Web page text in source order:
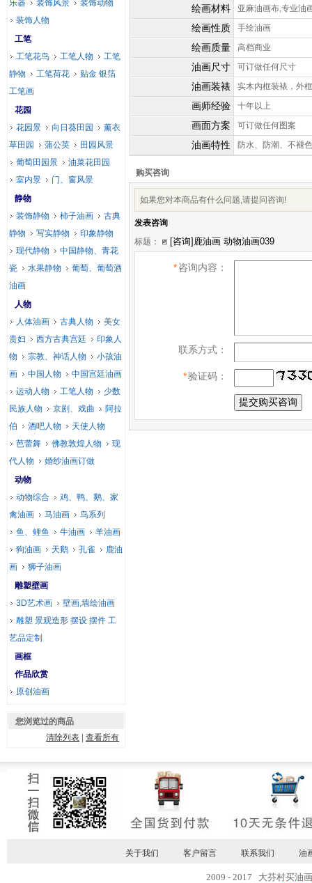
绘画材料 亚麻油画布,专业油
绘画性质 手绘油画
绘画质量 高档商业
油画尺寸 可订做任何尺寸
油画装裱 实木内框装裱，外
画师经验 十年以上
画面方案 可订做任何图案
油画特性 防水、防潮、不褪色
购买咨询
如果您对本商品有什么问题,请提问咨询!
发表咨询
标题：
*咨询内容：
联系方式：
*验证码：
乐器 装饰风景
装饰动物
装饰人物
工笔
工笔花鸟
工笔人物
工笔
静物
工笔荷花
贴金 银箔
工笔画
花园
花园景
向日葵田园
薰衣
草田园
蒲公英
田园风景
葡萄田园景
油菜花田园
室内景
门、窗风景
静物
装饰静物
柿子油画
古典
静物
写实静物
印象静物
现代静物
中国静物、青花
瓷
水果静物
葡萄、葡萄酒
油画
人物
人体油画
古典人物
美女
贵妇
西方古典宫廷
印象人
物
宗教、神话人物
小孩油
画
中国人物
中国宫廷油画
运动人物
工笔人物
少数
民族人物
京剧、戏曲
阿拉
伯
酒吧人物
天使人物
芭蕾舞
佛教敦煌人物
现
代人物
婚纱油画订做
动物
动物综合
鸡、鸭、鹅、家
禽油画
马油画
鸟系列
鱼、鲤鱼
牛油画
羊油画
狗油画
天鹅 孔雀
鹿油
画
狮子油画
雕塑壁画
3D艺术画
壁画,墙绘油画
雕塑 景观造形 摆设 摆件 工
艺品定制
画框
作品欣赏
原创油画
您浏览过的商品
清除列表 |查看所有
关于我们 客户留言 联系我们 油
2009 - 2017 大芬村买油